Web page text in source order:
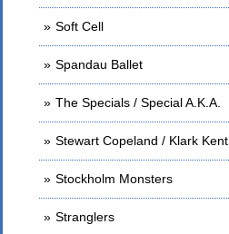
Soft Cell
Spandau Ballet
The Specials / Special A.K.A.
Stewart Copeland / Klark Kent
Stockholm Monsters
Stranglers